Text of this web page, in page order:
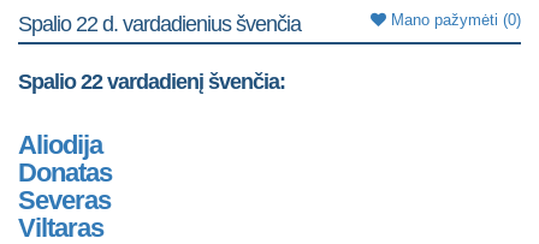
Mano pažymėti (0)
Spalio 22 d. vardadienius švenčia
Spalio 22 vardadienį švenčia:
Aliodija
Donatas
Severas
Viltaras